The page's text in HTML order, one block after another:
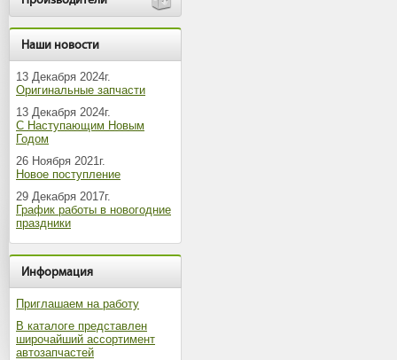
Наши новости
13 Декабря 2024г.
Оригинальные запчасти
13 Декабря 2024г.
С Наступающим Новым
Годом
26 Ноября 2021г.
Новое поступление
29 Декабря 2017г.
График работы в новогодние
праздники
Информация
Приглашаем на работу
В каталоге представлен
широчайший ассортимент
автозапчастей